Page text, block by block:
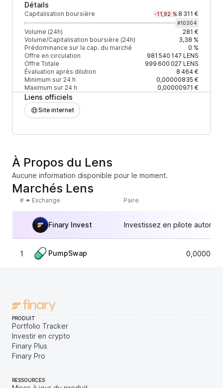
Détails
Capitalisation boursière -11,92 % 8 311 €
#10304
Volume (24h)
281 €
Volume/Capitalisation boursière (24h)
3,38 %
Prédominance sur la cap. du marché
0 %
Offre en circulation
981 540 147 LENS
Offre Totale
999 600 027 LENS
Évaluation après dilution
8 464 €
Minimum sur 24 h
0,00000835 €
Maximum sur 24 h
0,00000971 €
Liens officiels
Site internet
À Propos du Lens
Aucune information disponible pour le moment.
Marchés Lens
# Exchange Paire
Finary Invest Investissez en pilote
1 PumpSwap
PRODUIT
Portfolio Tracker
Investir en crypto
Finary Plus
Finary Pro
RESSOURCES